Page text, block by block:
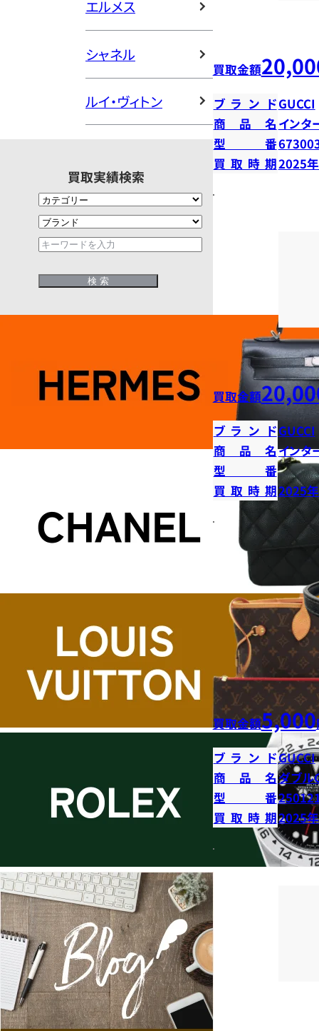
エルメス
シャネル
ルイ・ヴィトン
買取実績検索
買取金額
ブランドGUCCI
商品名 インタ
型番
買取時期2025
買取金額
ブランドGUCCI
商品名インタ
型番
買取時期2025
買取金額5,000
ブランドGUCCI
商品名ダブル
型番
買取時期2025